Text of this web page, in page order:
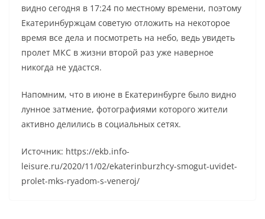
видно сегодня в 17:24 по местному времени, поэтому
Екатеринбуржцам советую отложить на некоторое
время все дела и посмотреть на небо, ведь увидеть
пролет МКС в жизни второй раз уже наверное
никогда не удастся.
Напомним, что в июне в Екатеринбурге было видно
лунное затмение, фотографиями которого жители
активно делились в социальных сетях.
Источник: https://ekb.info-
leisure.ru/2020/11/02/ekaterinburzhcy-smogut-uvidet-
prolet-mks-ryadom-s-veneroj/